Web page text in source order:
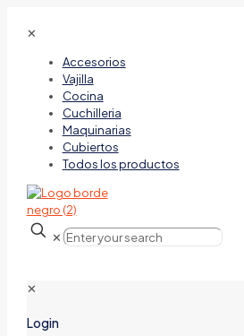
✕
Accesorios
Vajilla
Cocina
Cuchilleria
Maquinarias
Cubiertos
Todos los productos
✕
✕
Login